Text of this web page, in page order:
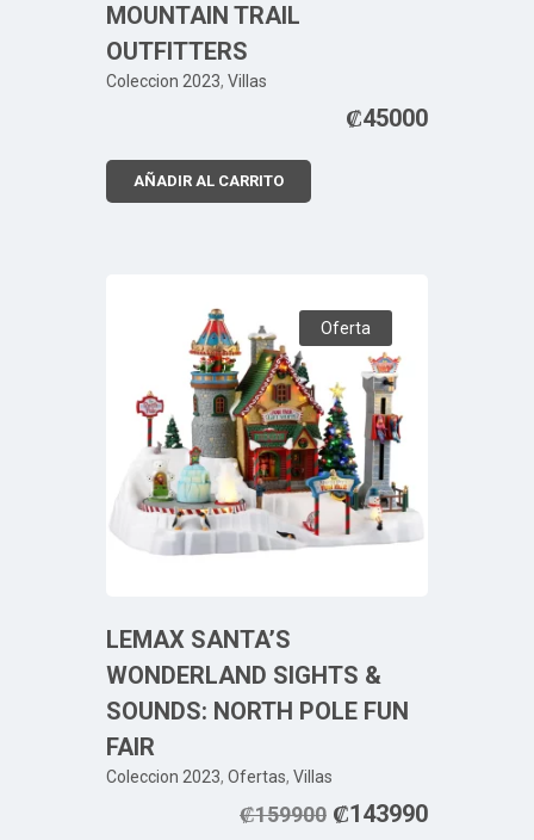
MOUNTAIN TRAIL
OUTFITTERS
Coleccion 2023, Villas
₡45000
AÑADIR AL CARRITO
Oferta
LEMAX SANTA’S
WONDERLAND SIGHTS &
SOUNDS: NORTH POLE FUN
FAIR
Coleccion 2023, Ofertas, Villas
₡159900 ₡143990